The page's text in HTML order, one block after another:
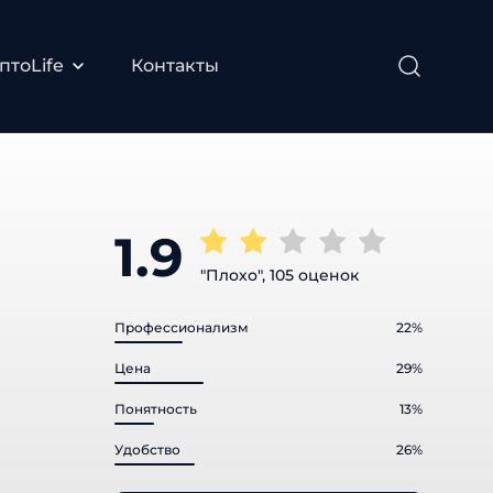
Контакты
1.9 "Плохо", 105 оценок
Профессионализм 22%
Цена 29%
Понятность 13%
Удобство 26%